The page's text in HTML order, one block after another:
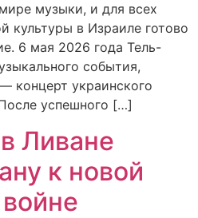
музыки, и для всех
культуры в Израиле готово
6 мая 2026 года Тель-
события,
концерт украинского
успешного […]
Ливане
к новой